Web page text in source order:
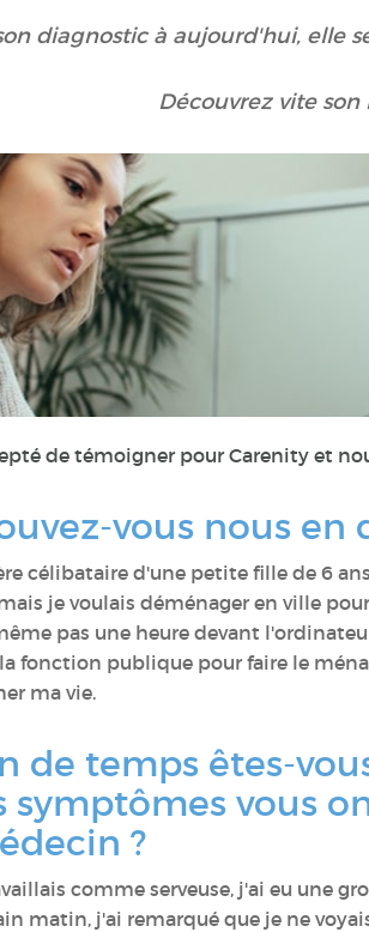
diagnostic à aujourd'hui, elle
Découvrez vite son
de témoigner pour Carenity et
vous nous en
célibataire d'une petite fille de 6
je voulais déménager en ville
pas une heure devant
fonction publique pour faire le
ma vie.
de temps êtes-
symptômes vous
?
comme serveuse, j'ai eu une
matin, j'ai remarqué que je ne